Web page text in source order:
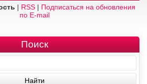
| RSS| Подписаться на обновления
по E-mail
Поиск